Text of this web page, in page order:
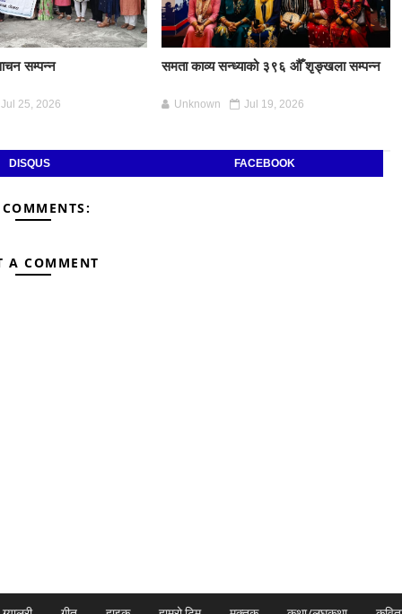
सम्पन्न
Jul 25, 2026
समता काव्य सन्ध्याको ३९६ औँ शृङ्खला सम्पन्न
Unknown Jul 19, 2026
DISQUS FACEBOOK
A COMMENT